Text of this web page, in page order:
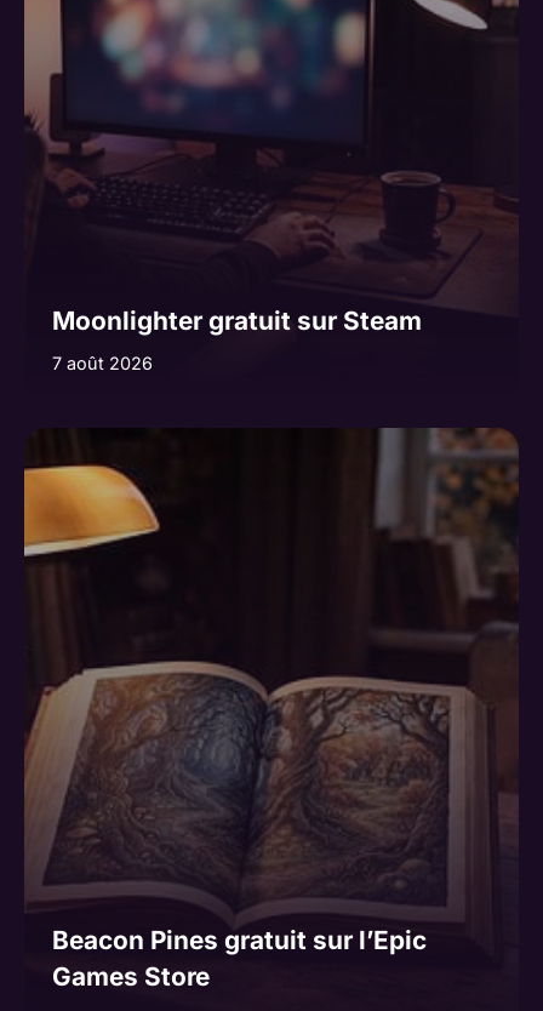
Moonlighter gratuit sur Steam
7 août 2026
Beacon Pines gratuit sur l’Epic
Games Store